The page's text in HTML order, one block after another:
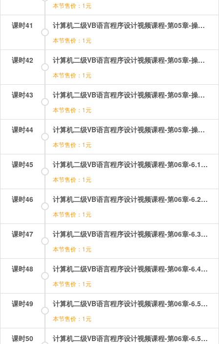
本节售价：1元
课时41 计算机二级VB语言程序设计视频课程-第05章-操作：其他方法和属性.mp4
本节售价：1元
课时42 计算机二级VB语言程序设计视频课程-第05章-操作：窗体的show和hide.mp4
本节售价：1元
课时43 计算机二级VB语言程序设计视频课程-第05章-操作：输入函数inputbox.mp4
本节售价：1元
课时44 计算机二级VB语言程序设计视频课程-第05章-操作：输出与格式format.mp4
本节售价：1元
课时45 计算机二级VB语言程序设计视频课程-第06章-6.1文本控件.mp4
本节售价：1元
课时46 计算机二级VB语言程序设计视频课程-第06章-6.2图形控件.mp4
本节售价：1元
课时47 计算机二级VB语言程序设计视频课程-第06章-6.3按钮控件.mp4
本节售价：1元
课时48 计算机二级VB语言程序设计视频课程-第06章-6.4选择控件&u2014复选框和单选按钮.mp4
本节售价：1元
课时49 计算机二级VB语言程序设计视频课程-第06章-6.5选择控件&u2014列表框和组合框（1）.mp4
本节售价：1元
课时50 计算机二级VB语言程序设计视频课程-第06章-6.5选择控件&u2014列表框和组合框（2）.mp4